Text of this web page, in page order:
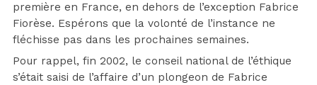
première en France, en dehors de l’exception Fabrice
Fiorèse. Espérons que la volonté de l’instance ne
fléchisse pas dans les prochaines semaines.
Pour rappel, fin 2002, le conseil national de l’éthique
s’était saisi de l’affaire d’un plongeon de Fabrice